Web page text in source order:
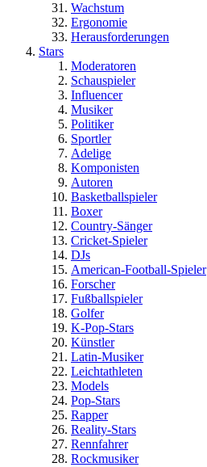
Wachstum
Ergonomie
Herausforderungen
Stars
Moderatoren
Schauspieler
Influencer
Musiker
Politiker
Sportler
Adelige
Komponisten
Autoren
Basketballspieler
Boxer
Country-Sänger
Cricket-Spieler
DJs
American-Football-Spieler
Forscher
Fußballspieler
Golfer
K-Pop-Stars
Künstler
Latin-Musiker
Leichtathleten
Models
Pop-Stars
Rapper
Reality-Stars
Rennfahrer
Rockmusiker